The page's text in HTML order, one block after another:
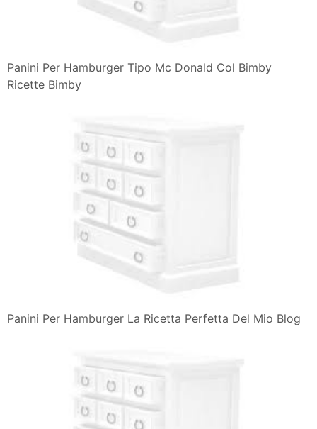
Panini Per Hamburger Tipo Mc Donald Col Bimby
Ricette Bimby
Panini Per Hamburger La Ricetta Perfetta Del Mio Blog